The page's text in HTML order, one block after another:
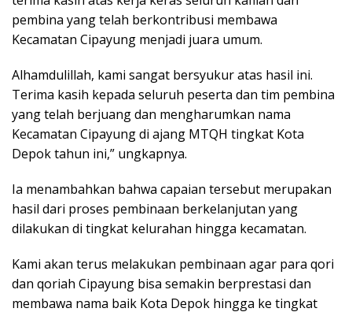
pembina yang telah berkontribusi membawa
Kecamatan Cipayung menjadi juara umum.
Alhamdulillah, kami sangat bersyukur atas hasil ini.
Terima kasih kepada seluruh peserta dan tim pembina
yang telah berjuang dan mengharumkan nama
Kecamatan Cipayung di ajang MTQH tingkat Kota
Depok tahun ini,” ungkapnya.
Ia menambahkan bahwa capaian tersebut merupakan
hasil dari proses pembinaan berkelanjutan yang
dilakukan di tingkat kelurahan hingga kecamatan.
Kami akan terus melakukan pembinaan agar para qori
dan qoriah Cipayung bisa semakin berprestasi dan
membawa nama baik Kota Depok hingga ke tingkat